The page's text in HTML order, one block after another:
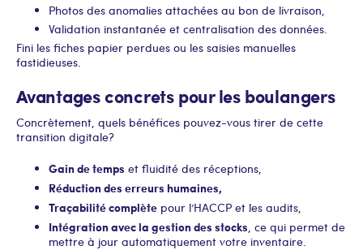
Photos des anomalies attachées au bon de livraison,
Validation instantanée et centralisation des données.
Fini les fiches papier perdues ou les saisies manuelles
fastidieuses.
Avantages concrets pour les boulangers
Concrètement, quels bénéfices pouvez-vous tirer de cette
transition digitale ?
Gain de temps et fluidité des réceptions,
Réduction des erreurs humaines,
Traçabilité complète pour l’HACCP et les audits,
Intégration avec la gestion des stocks, ce qui permet de
mettre à jour automatiquement votre inventaire.